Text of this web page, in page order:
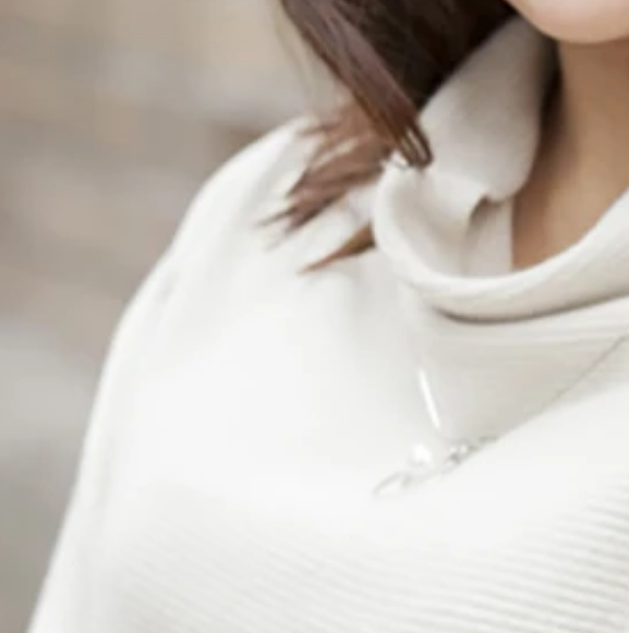
でも８頭身かつダイナマイトボディーで活躍する白石あさえちゃんは芸能界き